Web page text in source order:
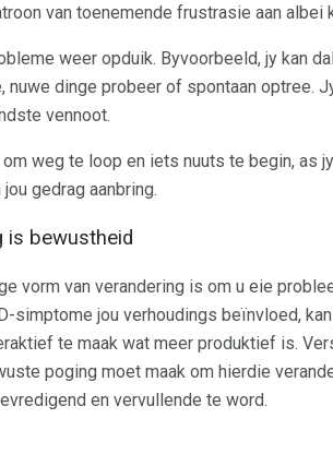
van toenemende frustrasie aan albei
weer opduik. Byvoorbeeld, jy kan
dinge probeer of spontaan optree.
vennoot.
weg te loop en iets nuuts te begin, as
gedrag aanbring.
is bewustheid
vorm van verandering is om u eie
simptome jou verhoudings beïnvloed,
te maak wat meer produktief is.
poging moet maak om hierdie
en vervullende te word.